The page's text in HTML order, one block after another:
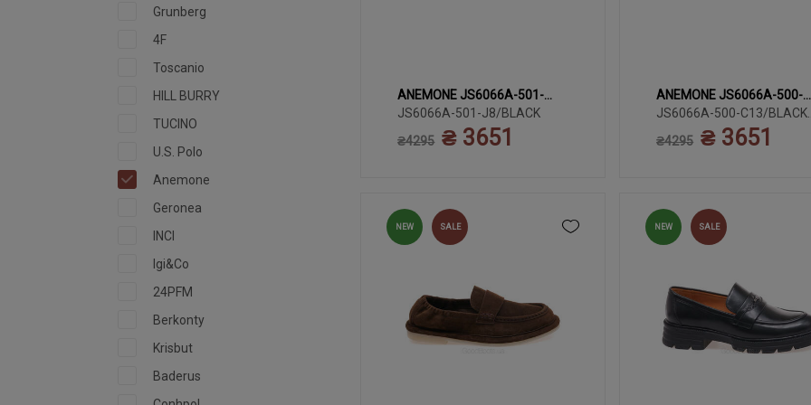
Grunberg
4F
Toscanio
HILL BURRY
TUCINO
U.S. Polo
Anemone
Geronea
INCI
Igi&Co
24PFM
Berkonty
Krisbut
Baderus
35 36 37 38 39
40
ANEMONE JS6066A-501-
J8/BLACK
JS6066A-501-J8/BLACK
₴4295 ₴ 3651
35 36 37 38 39
40
ANEMONE JS6066A-500-
C13/BLACK LTHR
JS6066A-500-C13/BLACK
LTHR
₴4295 ₴ 3651
NEW SALE NEW SALE